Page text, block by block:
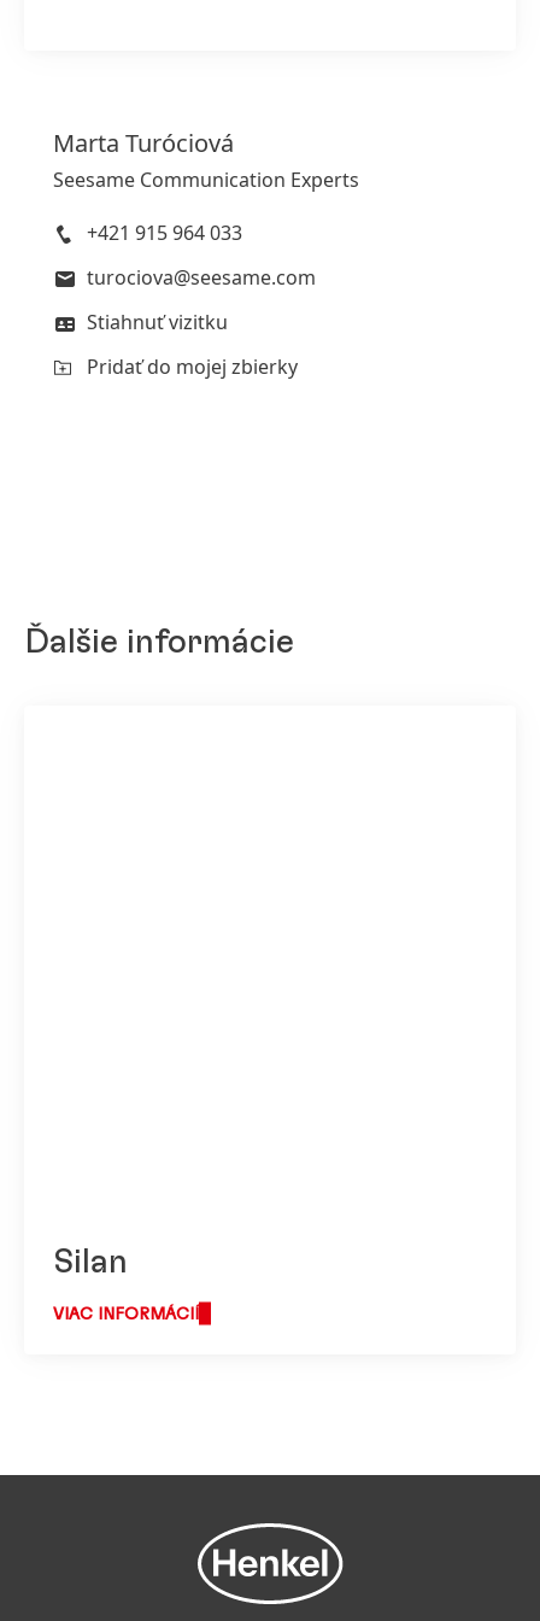
Vysoká
Nízka
Pridať do mojej zbierky
Marta Turóciová
Seesame Communication Experts
+421 915 964 033
turociova@seesame.com
Stiahnuť vizitku
Pridať do mojej zbierky
Ďalšie informácie
Silan
VIAC INFORMÁCIÍ